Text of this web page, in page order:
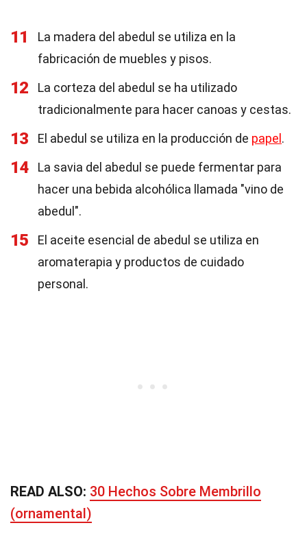
11
La madera del abedul se utiliza en la
fabricación de muebles y pisos.
12
La corteza del abedul se ha utilizado
tradicionalmente para hacer canoas y cestas.
13 El abedul se utiliza en la producción de papel .
14
La savia del abedul se puede fermentar para
hacer una bebida alcohólica llamada "vino de
abedul".
15
El aceite esencial de abedul se utiliza en
aromaterapia y productos de cuidado
personal.
READ ALSO: 30 Hechos Sobre Membrillo
(ornamental)